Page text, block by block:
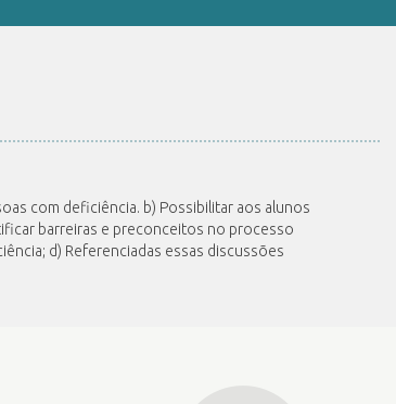
com deficiência. b) Possibilitar aos alunos
barreiras e preconceitos no processo
d) Referenciadas essas discussões